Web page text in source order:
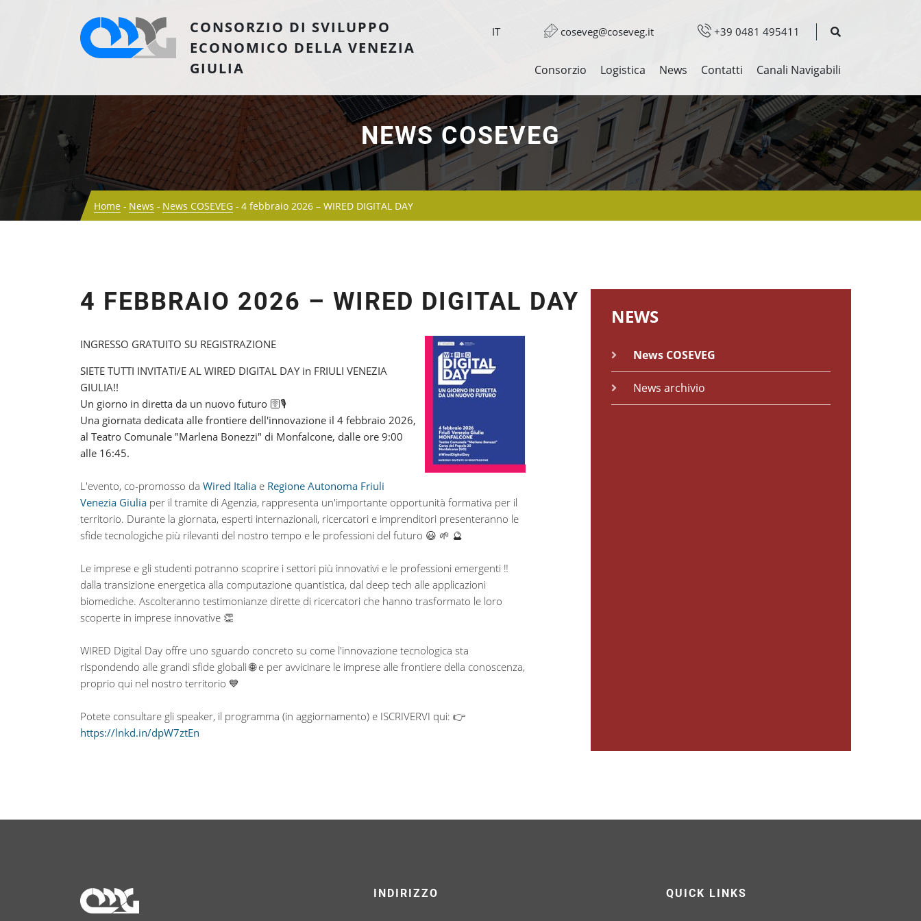
CONSORZIO DI SVILUPPO
ECONOMICO DELLA VENEZIA
GIULIA
IT coseveg@coseveg.it +39 0481 495411
Consorzio Logistica News Contatti Canali Navigabili
NEWS COSEVEG
Home News News COSEVEG 4 febbraio 2026 – WIRED DIGITAL DAY
4 FEBBRAIO 2026 – WIRED DIGITAL DAY
INGRESSO GRATUITO SU REGISTRAZIONE
SIETE TUTTI INVITATI/E AL WIRED DIGITAL DAY in FRIULI VENEZIA
GIULIA!!
Un giorno in diretta da un nuovo futuro 🛜🎙️
Una giornata dedicata alle frontiere dell'innovazione il 4 febbraio 2026,
al Teatro Comunale "Marlena Bonezzi" di Monfalcone, dalle ore 9:00
alle 16:45.
L'evento, co-promosso da Wired Italia e Regione Autonoma Friuli
Venezia Giulia per il tramite di Agenzia, rappresenta un'importante opportunità formativa per il
territorio. Durante la giornata, esperti internazionali, ricercatori e imprenditori presenteranno le
sfide tecnologiche più rilevanti del nostro tempo e le professioni del futuro 😃 🌱 🔮
Le imprese e gli studenti potranno scoprire i settori più innovativi e le professioni emergenti ‼️
dalla transizione energetica alla computazione quantistica, dal deep tech alle applicazioni
biomediche. Ascolteranno testimonianze dirette di ricercatori che hanno trasformato le loro
scoperte in imprese innovative 👏
WIRED Digital Day offre uno sguardo concreto su come l'innovazione tecnologica sta
rispondendo alle grandi sfide globali 🌐 e per avvicinare le imprese alle frontiere della conoscenza,
proprio qui nel nostro territorio 💙
Potete consultare gli speaker, il programma (in aggiornamento) e ISCRIVERVI qui: 👉
https://lnkd.in/dpW7ztEn
NEWS
News COSEVEG
News archivio
INDIRIZZO QUICK LINKS